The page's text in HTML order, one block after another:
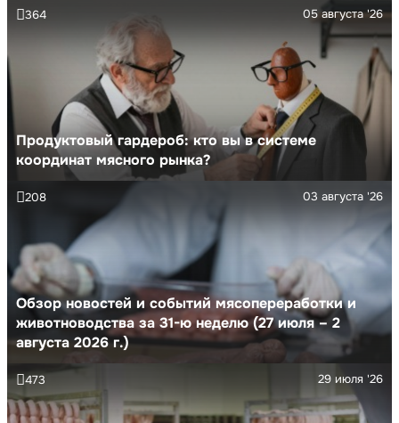
Продуктовый гардероб: кто вы в системе
координат мясного рынка?
05 августа '26
364
Обзор новостей и событий мясопереработки и
животноводства за 31-ю неделю (27 июля – 2
августа 2026 г.)
03 августа '26
208
29 июля '26
473